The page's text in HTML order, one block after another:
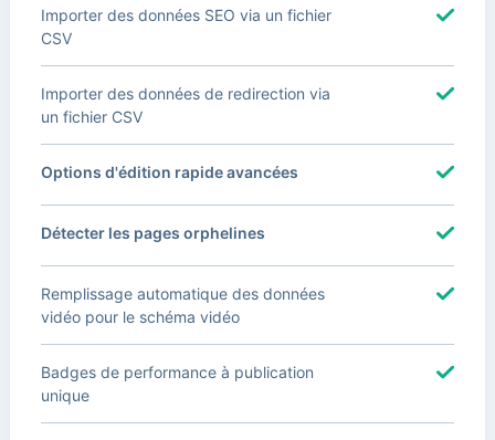
Importer des données SEO via un fichier
CSV
Importer des données de redirection via
un fichier CSV
Options d'édition rapide avancées
Détecter les pages orphelines
Remplissage automatique des données
vidéo pour le schéma vidéo
Badges de performance à publication
unique